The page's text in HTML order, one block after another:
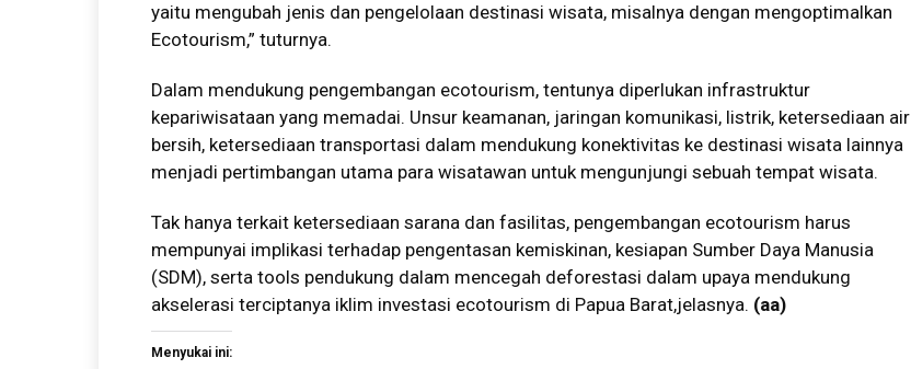
yaitu mengubah jenis dan pengelolaan destinasi wisata, misalnya dengan mengoptimalkan
Ecotourism,” tuturnya.
Dalam mendukung pengembangan ecotourism, tentunya diperlukan infrastruktur
kepariwisataan yang memadai. Unsur keamanan, jaringan komunikasi, listrik, ketersediaan air
bersih, ketersediaan transportasi dalam mendukung konektivitas ke destinasi wisata lainnya
menjadi pertimbangan utama para wisatawan untuk mengunjungi sebuah tempat wisata.
Tak hanya terkait ketersediaan sarana dan fasilitas, pengembangan ecotourism harus
mempunyai implikasi terhadap pengentasan kemiskinan, kesiapan Sumber Daya Manusia
(SDM), serta tools pendukung dalam mencegah deforestasi dalam upaya mendukung
akselerasi terciptanya iklim investasi ecotourism di Papua Barat,jelasnya. (aa)
Menyukai ini: